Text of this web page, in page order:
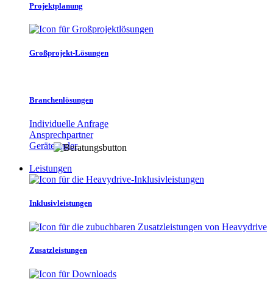
Projektplanung
Großprojekt-Lösungen
Branchenlösungen
Individuelle Anfrage
Ansprechpartner
Gerätefinder
Leistungen
Inklusivleistungen
Zusatzleistungen